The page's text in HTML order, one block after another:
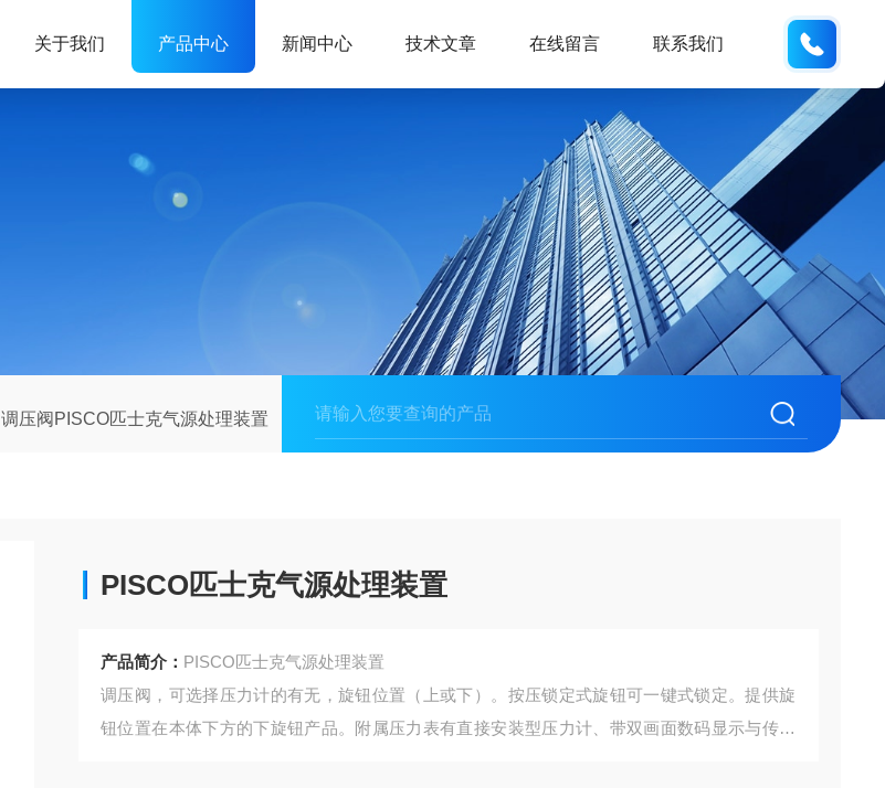
关于我们 产品中心 新闻中心 技术文章 在线留言 联系我们
调压阀PISCO匹士克气源处理装置
PISCO匹士克气源处理装置
产品简介： PISCO匹士克气源处理装置
调压阀，可选择压力计的有无，旋钮位置（上或下）。按压锁定式旋钮可一键式锁定。提供旋
钮位置在本体下方的下旋钮产品。附属压力表有直接安装型压力计、带双画面数码显示与传感